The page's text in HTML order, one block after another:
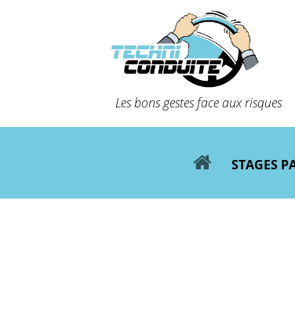
Les bons gestes face aux risques
STAGES